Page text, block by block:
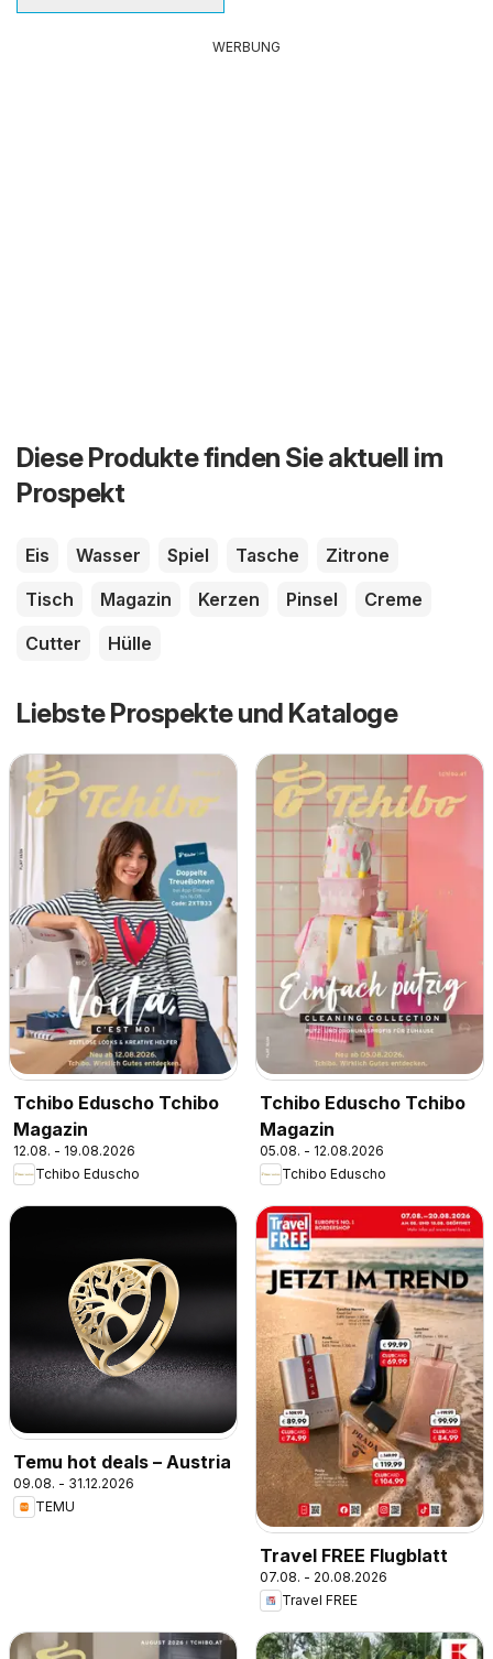
WERBUNG
Diese Produkte finden Sie aktuell im
Prospekt
Eis Wasser Spiel Tasche
Zitrone
Tisch
Magazin Kerzen Pinsel
Creme
Cutter
Hülle
Liebste Prospekte und Kataloge
Tchibo Eduscho Tchibo
Magazin
12.08. - 19.08.2026
Tchibo Eduscho
Tchibo Eduscho Tchibo
Magazin
05.08. - 12.08.2026
Tchibo Eduscho
Temu hot deals – Austria
09.08. - 31.12.2026
TEMU
Travel FREE Flugblatt
07.08. - 20.08.2026
Travel FREE